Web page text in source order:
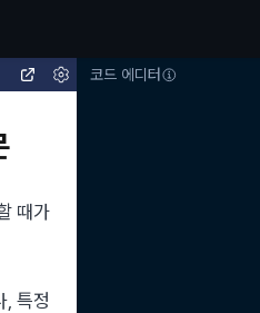
때가
, 특정
코드 에디터